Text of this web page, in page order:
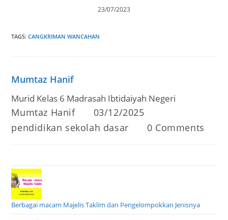
23/07/2023
TAGS:CANGKRIMAN WANCAHAN
Mumtaz Hanif
Murid Kelas 6 Madrasah Ibtidaiyah Negeri
Post
Mumtaz Hanif
Post
03/12/2025
Post
category:
pendidikan sekolah dasar
Post
0 Comments
Berbagai macam Majelis Taklim dan Pengelompokkan Jenisnya